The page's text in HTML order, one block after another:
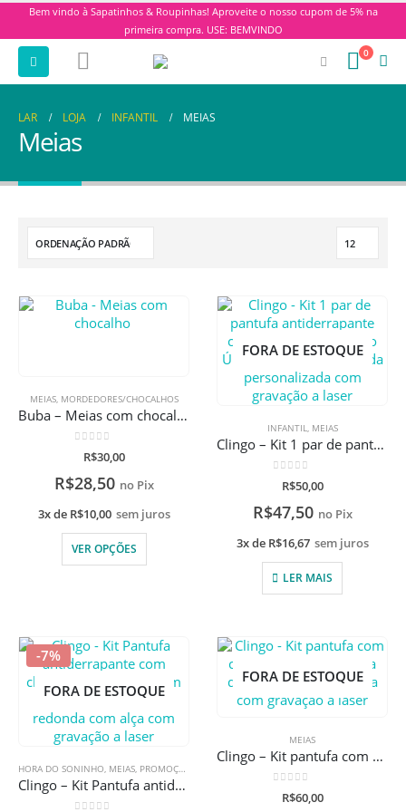
Bem vindo à Sapatinhos & Roupinhas! Aproveite o nosso cupom de 5% na
primeira compra. USE: BEMVINDO
0
LAR LOJA INFANTIL MEIAS
Meias
MEIAS, MORDEDORES/CHOCALHOS
Buba – Meias com chocalho
de 5
R$30,00
R$28,50 no Pix
3x de R$10,00 sem juros
VER OPÇÕES
FORA DE ESTOQUE
INFANTIL, MEIAS
Clingo – Kit 1 par de pantufa antiderrapante com chocalho Tamanho Único + Latinha quadrada personalizada com gravação a laser
de 5
R$50,00
R$47,50 no Pix
3x de R$16,67 sem juros
LER MAIS
-7%
FORA DE ESTOQUE
HORA DO SONINHO, MEIAS, PROMOÇÕES
Clingo – Kit Pantufa antiderrapante com chocalho + Naninha com mordedor + Lata alta redonda com alça com gravação a laser
FORA DE ESTOQUE
MEIAS
Clingo – Kit pantufa com chocalho elefante + lata quadrada personalizada com gravação a laser
de 5
R$60,00